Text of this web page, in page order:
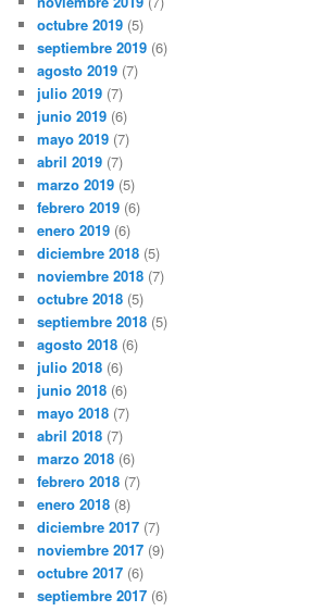
octubre 2019 (5)
septiembre 2019 (6)
agosto 2019 (7)
julio 2019 (7)
junio 2019 (6)
mayo 2019 (7)
abril 2019 (7)
marzo 2019 (5)
febrero 2019 (6)
enero 2019 (6)
diciembre 2018 (5)
noviembre 2018 (7)
octubre 2018 (5)
septiembre 2018 (5)
agosto 2018 (6)
julio 2018 (6)
junio 2018 (6)
mayo 2018 (7)
abril 2018 (7)
marzo 2018 (6)
febrero 2018 (7)
enero 2018 (8)
diciembre 2017 (7)
noviembre 2017 (9)
octubre 2017 (6)
septiembre 2017 (6)